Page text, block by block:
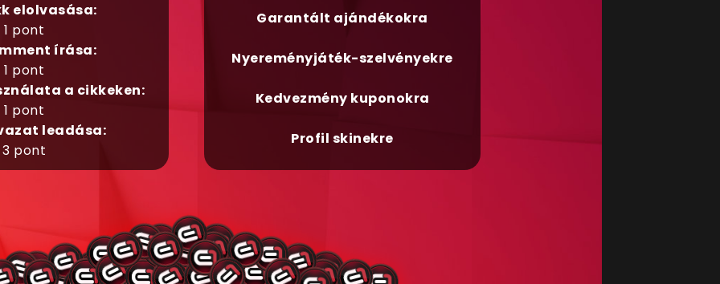
elolvasása:
1 pont
írása:
1 pont
a cikkeken:
1 pont
leadása:
3 pont
Garantált ajándékokra
Nyereményjáték-szelvényekre
Kedvezmény kuponokra
Profil skinekre